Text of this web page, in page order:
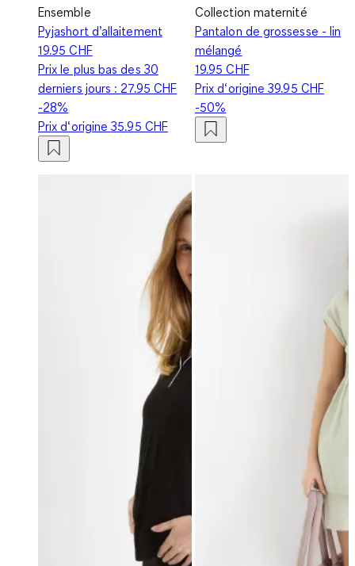
Ensemble
Pyjashort d’allaitement
19.95 CHF
Prix le plus bas des 30
derniers jours : 27.95 CHF
-28%
Prix d‘origine35.95 CHF
Collection maternité
Pantalon de grossesse - lin
mélangé
19.95 CHF
Prix d‘origine39.95 CHF
-50%